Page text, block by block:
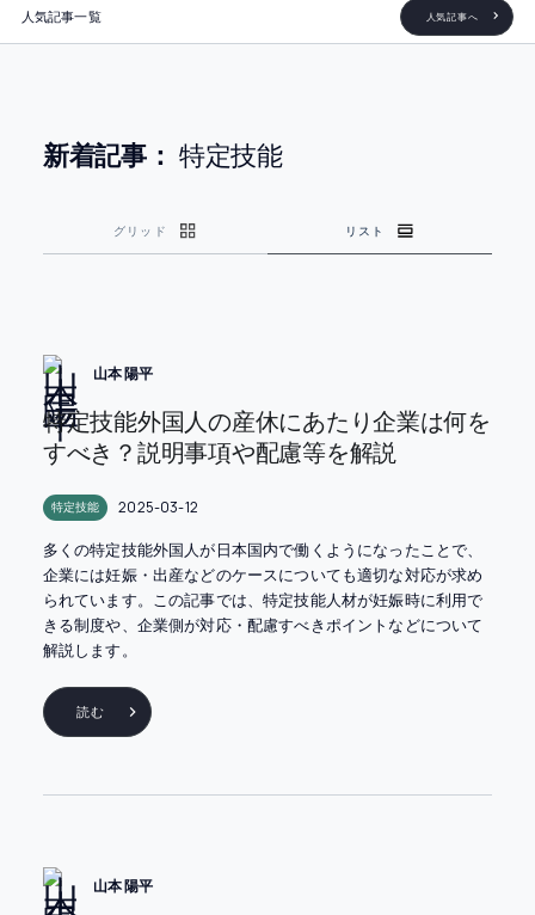
人気記事一覧 人気記事へ
新着記事： 特定技能
グリッド リスト
山本 陽平
特定技能外国人の産休にあたり企業は何を
すべき？説明事項や配慮等を解説
特定技能 2025-03-12
多くの特定技能外国人が日本国内で働くようになったことで、
企業には妊娠・出産などのケースについても適切な対応が求め
られています。この記事では、特定技能人材が妊娠時に利用で
きる制度や、企業側が対応・配慮すべきポイントなどについて
解説します。
読む
山本 陽平